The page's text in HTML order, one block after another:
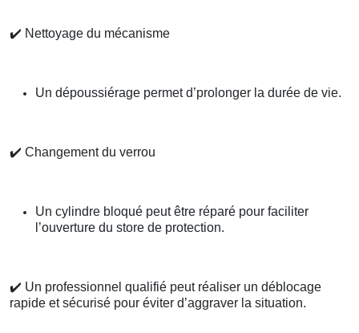
✔️ Nettoyage du mécanisme
Un dépoussiérage permet d’prolonger la durée de vie.
✔️ Changement du verrou
Un cylindre bloqué peut être réparé pour faciliter
l’ouverture du store de protection.
✔️ Un professionnel qualifié peut réaliser un déblocage
rapide et sécurisé pour éviter d’aggraver la situation.